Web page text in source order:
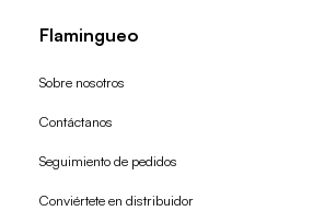
Flamingueo
Sobre nosotros
Contáctanos
Seguimiento de pedidos
Conviértete en distribuidor